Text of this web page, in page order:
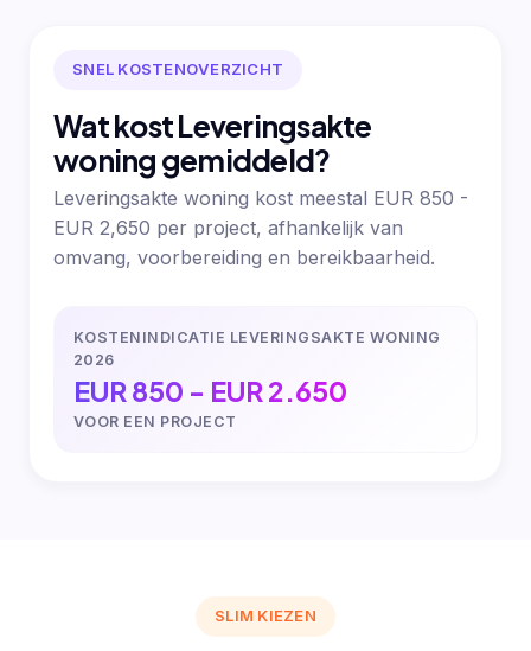
SNEL KOSTENOVERZICHT
Wat kost Leveringsakte
woning gemiddeld?
Leveringsakte woning kost meestal EUR 850 -
EUR 2,650 per project, afhankelijk van
omvang, voorbereiding en bereikbaarheid.
KOSTENINDICATIE LEVERINGSAKTE WONING
2026
EUR 850 - EUR 2.650
VOOR EEN PROJECT
SLIM KIEZEN